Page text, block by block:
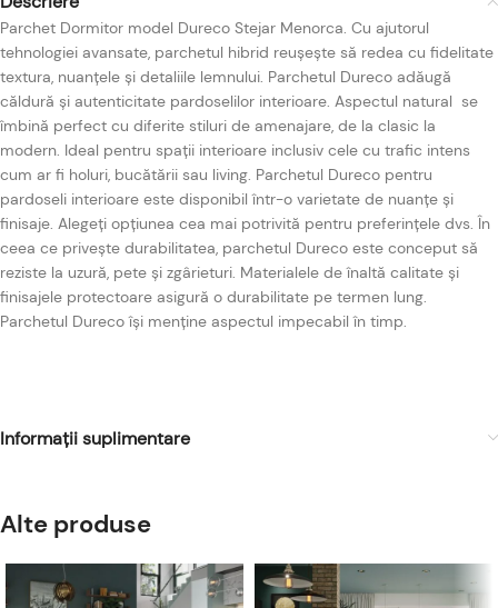
Parchet Dormitor model Dureco Stejar Menorca. Cu ajutorul
tehnologiei avansate, parchetul hibrid reușește să redea cu fidelitate
textura, nuanțele și detaliile lemnului. Parchetul Dureco adăugă
căldură și autenticitate pardoselilor interioare. Aspectul natural se
îmbină perfect cu diferite stiluri de amenajare, de la clasic la
modern. Ideal pentru spații interioare inclusiv cele cu trafic intens
cum ar fi holuri, bucătării sau living. Parchetul Dureco pentru
pardoseli interioare este disponibil într-o varietate de nuanțe și
finisaje. Alegeți opțiunea cea mai potrivită pentru preferințele dvs. În
ceea ce privește durabilitatea, parchetul Dureco este conceput să
reziste la uzură, pete și zgârieturi. Materialele de înaltă calitate și
finisajele protectoare asigură o durabilitate pe termen lung.
Parchetul Dureco își menține aspectul impecabil în timp.
Informații suplimentare
Alte produse